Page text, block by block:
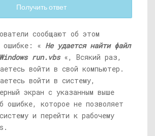
Получить ответ
сообщают об этом
ошибке: « Не удается найти файл
run.vbs «, Всякий раз,
войти в свой компьютер.
войти в систему,
экран с указанным выше
ошибке, которое не позволяет
и перейти к рабочему